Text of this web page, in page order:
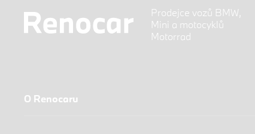
Prodejce vozů BMW,
Mini a motocyklů
Motorrad
O Renocaru